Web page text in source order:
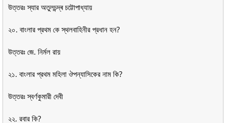
উত্তরঃ স্যার অতুলচন্দ্ৰ চট্টোপাধ্যায়
২০. বাংলার প্রথম কে স্থলবাহিনীর প্রধান হন?
উত্তরঃ জে. নির্মল রায়
২১. বাংলার প্রথম মহিলা ঔপন্যাসিকের নাম কি?
উত্তরঃ স্বর্ণকুমারী দেবী
২২. রবার কি?